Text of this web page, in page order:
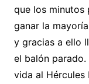
que los minutos
ganar la
y gracias a ello
el balón
vida al Hércules